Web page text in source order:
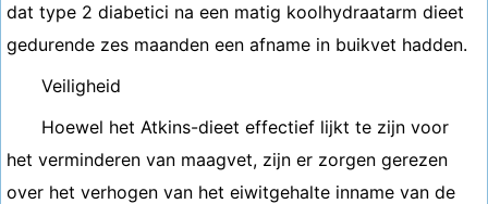
dat type 2 diabetici na een matig koolhydraatarm dieet
gedurende zes maanden een afname in buikvet hadden.
Veiligheid
Hoewel het Atkins-dieet effectief lijkt te zijn voor
het verminderen van maagvet, zijn er zorgen gerezen
over het verhogen van het eiwitgehalte inname van de